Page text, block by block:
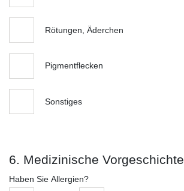
Rötungen, Äderchen
Pigmentflecken
Sonstiges
6. Medizinische Vorgeschichte
Haben Sie Allergien?